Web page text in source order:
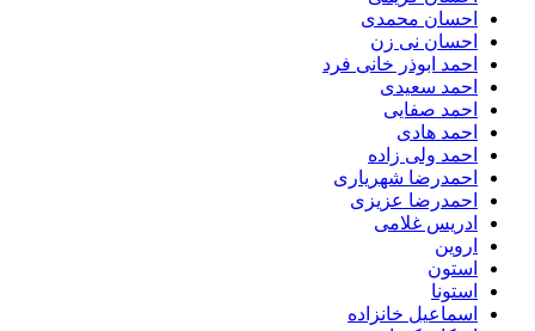
احسان محمدی
احسان نی زن
احمد ابوذر خانی فرد
احمد سعیدی
احمد صفایی
احمد هادی
احمد ولی زاده
احمدرضا شهریاری
احمدرضا عزیزی
ادریس غلامی
اروین
استون
استونا
اسماعیل خانزاده